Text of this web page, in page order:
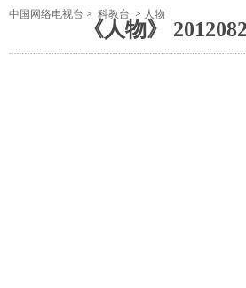
中国网络电视台 > 科教台 > 人物
《人物》